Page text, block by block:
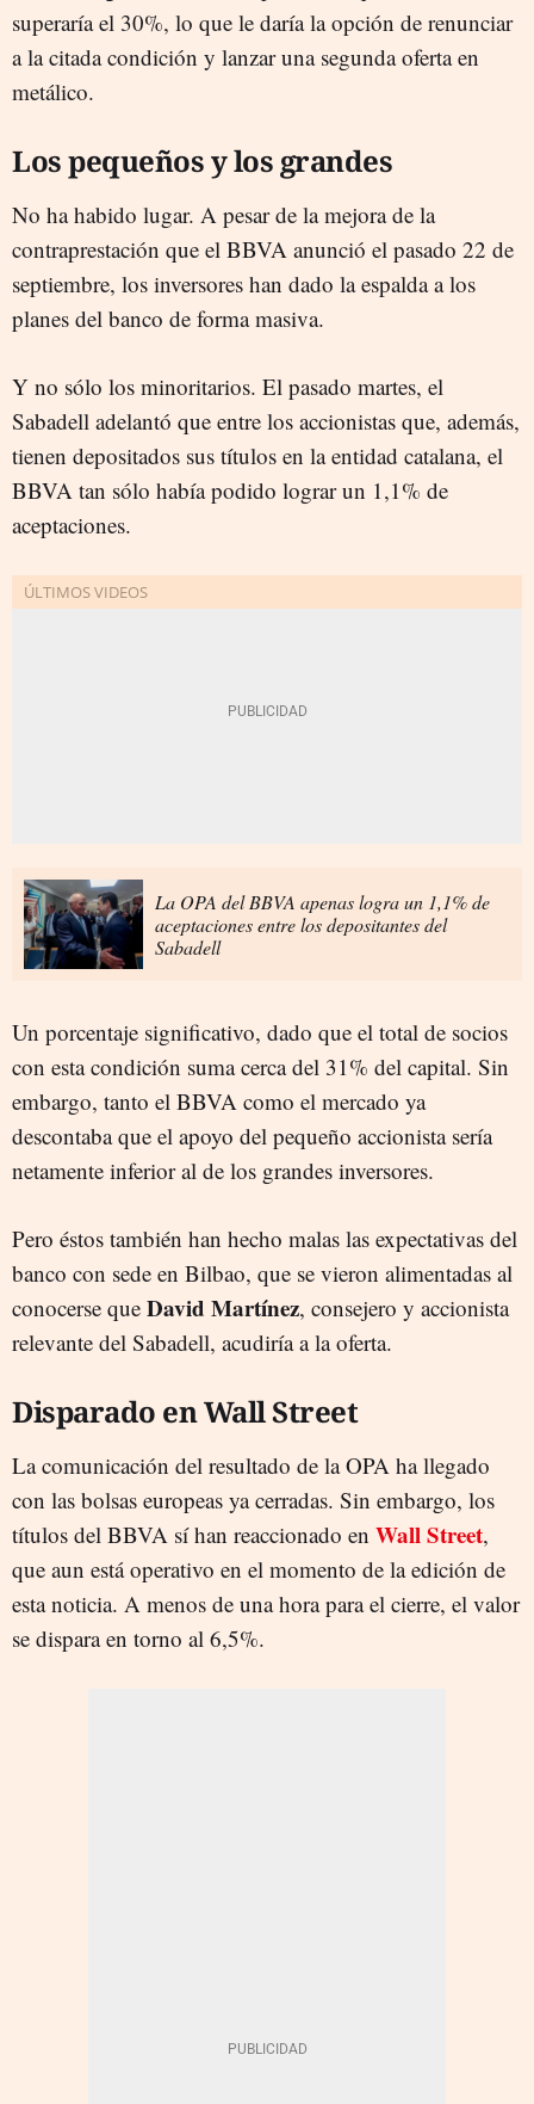
superaría el 30%, lo que le daría la opción de renunciar
a la citada condición y lanzar una segunda oferta en
metálico.
Los pequeños y los grandes
No ha habido lugar. A pesar de la mejora de la
contraprestación que el BBVA anunció el pasado 22 de
septiembre, los inversores han dado la espalda a los
planes del banco de forma masiva.
Y no sólo los minoritarios. El pasado martes, el
Sabadell adelantó que entre los accionistas que, además,
tienen depositados sus títulos en la entidad catalana, el
BBVA tan sólo había podido lograr un 1,1% de
aceptaciones.
La OPA del BBVA apenas logra un 1,1% de
aceptaciones entre los depositantes del
Sabadell
Un porcentaje significativo, dado que el total de socios
con esta condición suma cerca del 31% del capital. Sin
embargo, tanto el BBVA como el mercado ya
descontaba que el apoyo del pequeño accionista sería
netamente inferior al de los grandes inversores.
Pero éstos también han hecho malas las expectativas del
banco con sede en Bilbao, que se vieron alimentadas al
conocerse que David Martínez, consejero y accionista
relevante del Sabadell, acudiría a la oferta.
Disparado en Wall Street
La comunicación del resultado de la OPA ha llegado
con las bolsas europeas ya cerradas. Sin embargo, los
títulos del BBVA sí han reaccionado en Wall Street,
que aun está operativo en el momento de la edición de
esta noticia. A menos de una hora para el cierre, el valor
se dispara en torno al 6,5%.